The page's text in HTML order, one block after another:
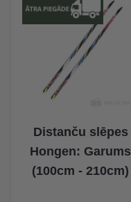
Distanču slēpes
Hongen: Garums
(100cm - 210cm)